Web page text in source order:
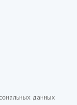
данных